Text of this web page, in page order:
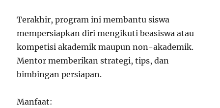
Terakhir, program ini membantu siswa
mempersiapkan diri mengikuti beasiswa atau
kompetisi akademik maupun non-akademik.
Mentor memberikan strategi, tips, dan
bimbingan persiapan.
Manfaat: